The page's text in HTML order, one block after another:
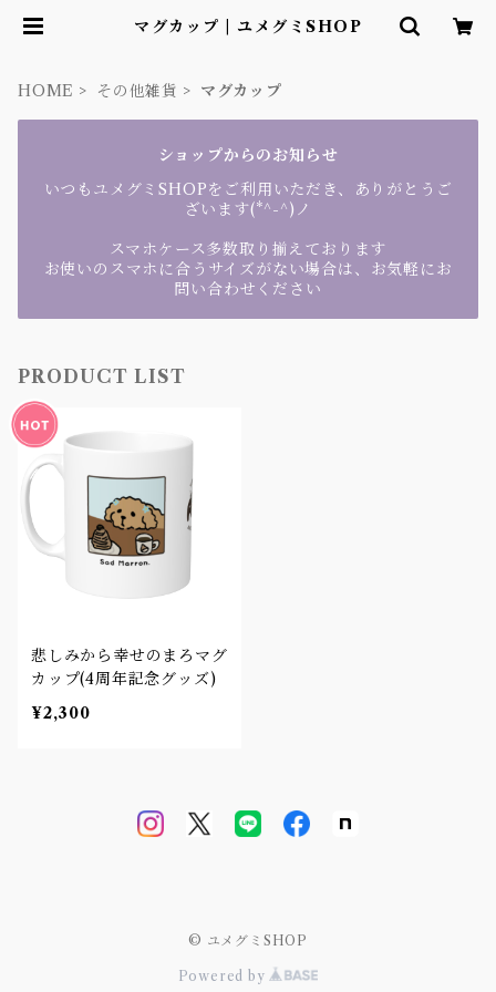
マグカップ | ユメグミSHOP
HOME その他雑貨 マグカップ
ショップからのお知らせ
いつもユメグミSHOPをご利用いただき、ありがとうご
ざいます(*^-^)ノ
スマホケース多数取り揃えております
お使いのスマホに合うサイズがない場合は、お気軽にお
問い合わせください
PRODUCT LIST
悲しみから幸せのまろマグ
カップ(4周年記念グッズ)
¥2,300
© ユメグミSHOP
Powered by